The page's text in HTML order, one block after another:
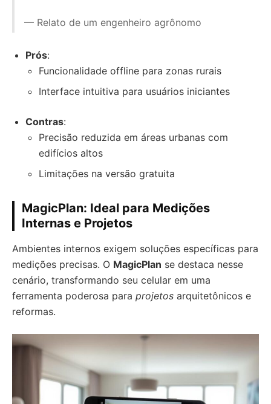
— Relato de um engenheiro agrônomo
Prós:
Funcionalidade offline para zonas rurais
Interface intuitiva para usuários iniciantes
Contras:
Precisão reduzida em áreas urbanas com
edifícios altos
Limitações na versão gratuita
MagicPlan: Ideal para Medições
Internas e Projetos
Ambientes internos exigem soluções específicas para
medições precisas. O MagicPlan se destaca nesse
cenário, transformando seu celular em uma
ferramenta poderosa para projetos arquitetônicos e
reformas.